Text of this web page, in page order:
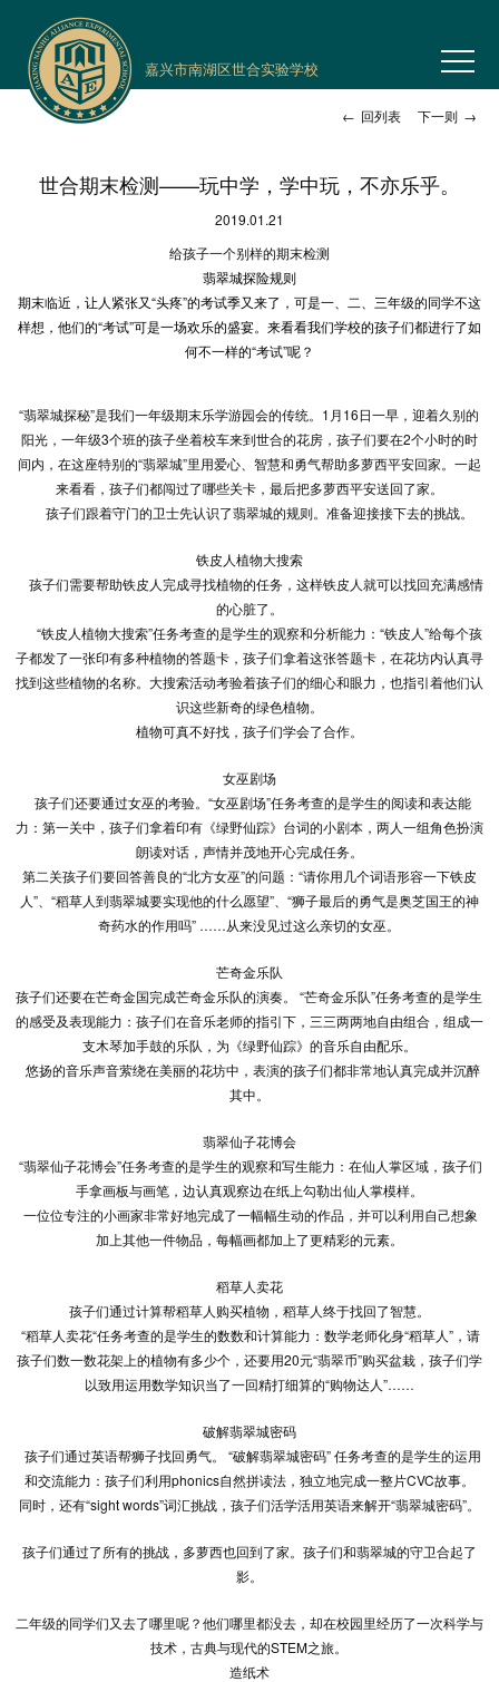
嘉兴市南湖区世合实验学校
← 回列表 下一则 →
世合期末检测——玩中学，学中玩，不亦乐乎。
2019.01.21
给孩子一个别样的期末检测
翡翠城探险规则
期末临近，让人紧张又“头疼”的考试季又来了，可是一、二、三年级的同学不这
样想，他们的“考试”可是一场欢乐的盛宴。来看看我们学校的孩子们都进行了如
何不一样的“考试”呢？
“翡翠城探秘”是我们一年级期末乐学游园会的传统。1月16日一早，迎着久别的
阳光，一年级3个班的孩子坐着校车来到世合的花房，孩子们要在2个小时的时
间内，在这座特别的“翡翠城”里用爱心、智慧和勇气帮助多萝西平安回家。一起
来看看，孩子们都闯过了哪些关卡，最后把多萝西平安送回了家。
孩子们跟着守门的卫士先认识了翡翠城的规则。准备迎接接下去的挑战。
铁皮人植物大搜索
孩子们需要帮助铁皮人完成寻找植物的任务，这样铁皮人就可以找回充满感情
的心脏了。
“铁皮人植物大搜索”任务考查的是学生的观察和分析能力：“铁皮人”给每个孩
子都发了一张印有多种植物的答题卡，孩子们拿着这张答题卡，在花坊内认真寻
找到这些植物的名称。大搜索活动考验着孩子们的细心和眼力，也指引着他们认
识这些新奇的绿色植物。
植物可真不好找，孩子们学会了合作。
女巫剧场
孩子们还要通过女巫的考验。“女巫剧场”任务考查的是学生的阅读和表达能
力：第一关中，孩子们拿着印有《绿野仙踪》台词的小剧本，两人一组角色扮演
朗读对话，声情并茂地开心完成任务。
第二关孩子们要回答善良的“北方女巫”的问题：“请你用几个词语形容一下铁皮
人”、“稻草人到翡翠城要实现他的什么愿望”、“狮子最后的勇气是奥芝国王的神
奇药水的作用吗” ……从来没见过这么亲切的女巫。
芒奇金乐队
孩子们还要在芒奇金国完成芒奇金乐队的演奏。 “芒奇金乐队”任务考查的是学生
的感受及表现能力：孩子们在音乐老师的指引下，三三两两地自由组合，组成一
支木琴加手鼓的乐队，为《绿野仙踪》的音乐自由配乐。
悠扬的音乐声音萦绕在美丽的花坊中，表演的孩子们都非常地认真完成并沉醉
其中。
翡翠仙子花博会
“翡翠仙子花博会”任务考查的是学生的观察和写生能力：在仙人掌区域，孩子们
手拿画板与画笔，边认真观察边在纸上勾勒出仙人掌模样。
一位位专注的小画家非常好地完成了一幅幅生动的作品，并可以利用自己想象
加上其他一件物品，每幅画都加上了更精彩的元素。
稻草人卖花
孩子们通过计算帮稻草人购买植物，稻草人终于找回了智慧。
“稻草人卖花“任务考查的是学生的数数和计算能力：数学老师化身“稻草人”，请
孩子们数一数花架上的植物有多少个，还要用20元“翡翠币”购买盆栽，孩子们学
以致用运用数学知识当了一回精打细算的“购物达人”……
破解翡翠城密码
孩子们通过英语帮狮子找回勇气。 “破解翡翠城密码” 任务考查的是学生的运用
和交流能力：孩子们利用phonics自然拼读法，独立地完成一整片CVC故事。
同时，还有“sight words”词汇挑战，孩子们活学活用英语来解开“翡翠城密码”。
孩子们通过了所有的挑战，多萝西也回到了家。孩子们和翡翠城的守卫合起了
影。
二年级的同学们又去了哪里呢？他们哪里都没去，却在校园里经历了一次科学与
技术，古典与现代的STEM之旅。
造纸术